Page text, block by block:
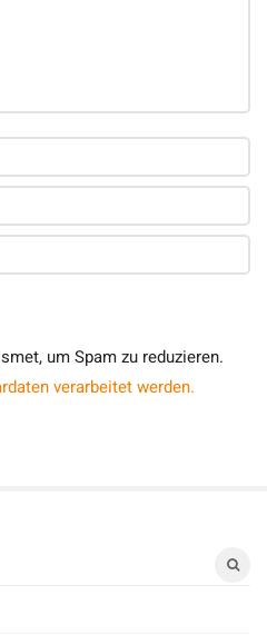
um Spam zu reduzieren.
verarbeitet werden.